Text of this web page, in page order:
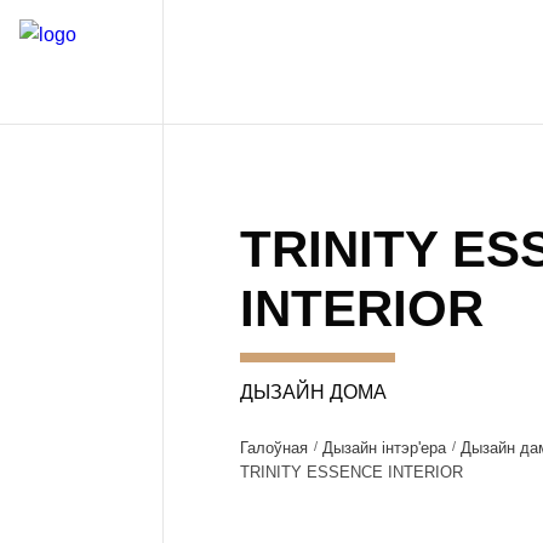
TRINITY
INTERIOR
ДЫЗАЙН ДОМА
Галоўная Дызайн інтэр'ера
Дызайн
TRINITY ESSENCE INTERIOR